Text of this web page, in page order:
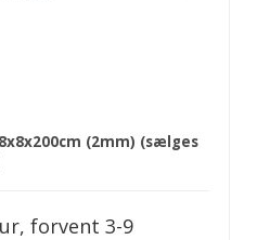
(2mm) (sælges
forvent 3-9